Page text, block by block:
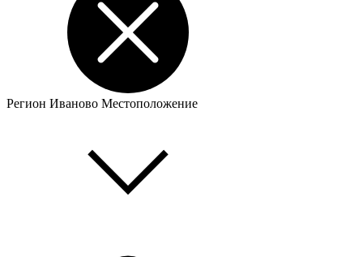
Регион Иваново Местоположение